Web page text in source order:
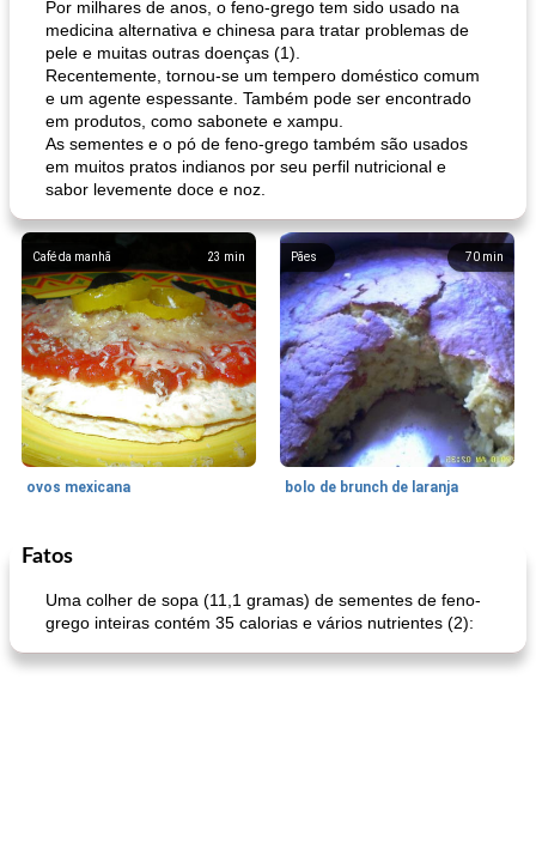
Por milhares de anos, o feno-grego tem sido usado na
medicina alternativa e chinesa para tratar problemas de
pele e muitas outras doenças (1).
Recentemente, tornou-se um tempero doméstico comum
e um agente espessante. Também pode ser encontrado
em produtos, como sabonete e xampu.
As sementes e o pó de feno-grego também são usados ​​
em muitos pratos indianos por seu perfil nutricional e
sabor levemente doce e noz.
23 min
Café da manhã
ovos mexicana
70 min
Pães
bolo de brunch de laranja
Pães De Fermento
Fatos
Uma colher de sopa (11,1 gramas) de sementes de feno-
grego inteiras contém 35 calorias e vários nutrientes (2):